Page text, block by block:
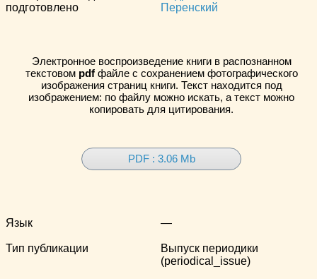
подготовлено
Перенский
Электронное воспроизведение книги в распознанном
текстовом pdfфайле с сохранением фотографического
изображения страниц книги. Текст находится под
изображением: по файлу можно искать, а текст можно
копировать для цитирования.
PDF : 3.06 Mb
Язык —
Тип публикации
Выпуск периодики
(periodical_issue)